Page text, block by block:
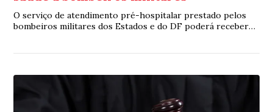
O serviço de atendimento pré-hospitalar prestado pelos
bombeiros militares dos Estados e do DF poderá receber